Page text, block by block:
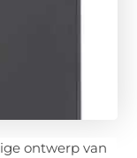
ontwerp van